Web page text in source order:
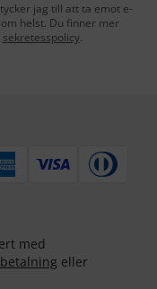
jag till att ta emot e-
helst. Du finner mer
sekretesspolicy.
med
eller